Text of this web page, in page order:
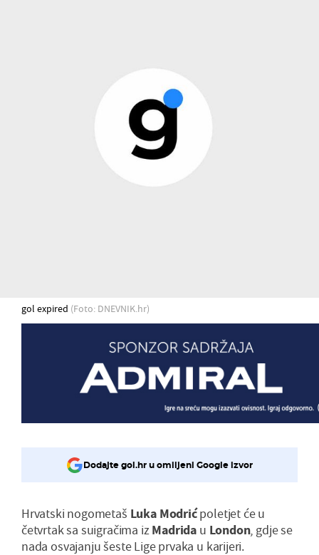
gol expired (Foto: DNEVNIK.hr)
Dodajte gol.hr u omiljeni Google izvor
Hrvatski nogometaš Luka Modrićpoletjet će u
četvrtak sa suigračima izMadrida u London, gdje se
nada osvajanju šeste Lige prvaka u karijeri.